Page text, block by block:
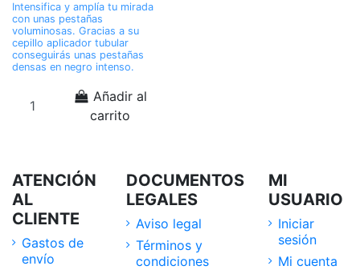
Intensifica y amplía tu mirada
con unas pestañas
voluminosas. Gracias a su
cepillo aplicador tubular
conseguirás unas pestañas
densas en negro intenso.
Añadir al
carrito
ATENCIÓN
AL
CLIENTE
Gastos de
envío
DOCUMENTOS
LEGALES
Aviso legal
Términos y
condiciones
MI
USUARIO
Iniciar
sesión
Mi cuenta